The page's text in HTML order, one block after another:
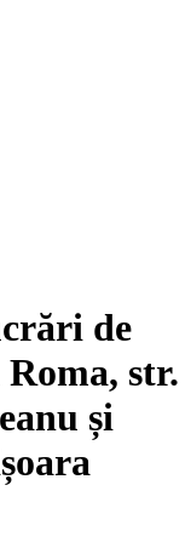
de
str.
și